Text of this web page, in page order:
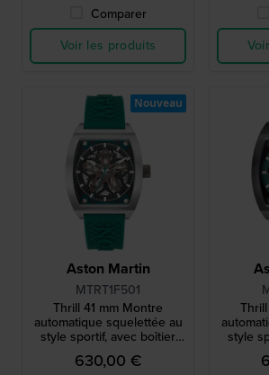
Comparer
Voir les produits
Aston Martin
MTRT1F501
Thrill 41 mm Montre
automatique squelettée au
style sportif, avec boîtier
tonneau en titane
630,00 €
Nouveau
style